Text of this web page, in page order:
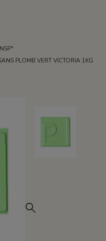
PLOMB VERT VICTORIA 1KG